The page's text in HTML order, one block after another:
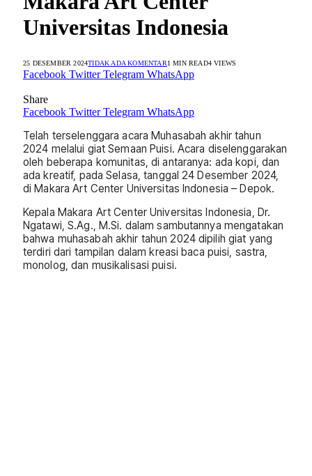
Universitas Indonesia
25 DESEMBER 2024TIDAK ADA KOMENTAR1 MIN READ4VIEWS
Facebook Twitter Telegram WhatsApp
Share
Facebook Twitter Telegram WhatsApp
Telah terselenggara acara Muhasabah akhir tahun
2024 melalui giat Semaan Puisi. Acara diselenggarakan
oleh beberapa komunitas, di antaranya: ada kopi, dan
ada kreatif, pada Selasa, tanggal 24 Desember 2024,
di Makara Art Center Universitas Indonesia – Depok.
Kepala Makara Art Center Universitas Indonesia, Dr.
Ngatawi, S.Ag., M.Si. dalam sambutannya mengatakan
bahwa muhasabah akhir tahun 2024 dipilih giat yang
terdiri dari tampilan dalam kreasi baca puisi, sastra,
monolog, dan musikalisasi puisi.